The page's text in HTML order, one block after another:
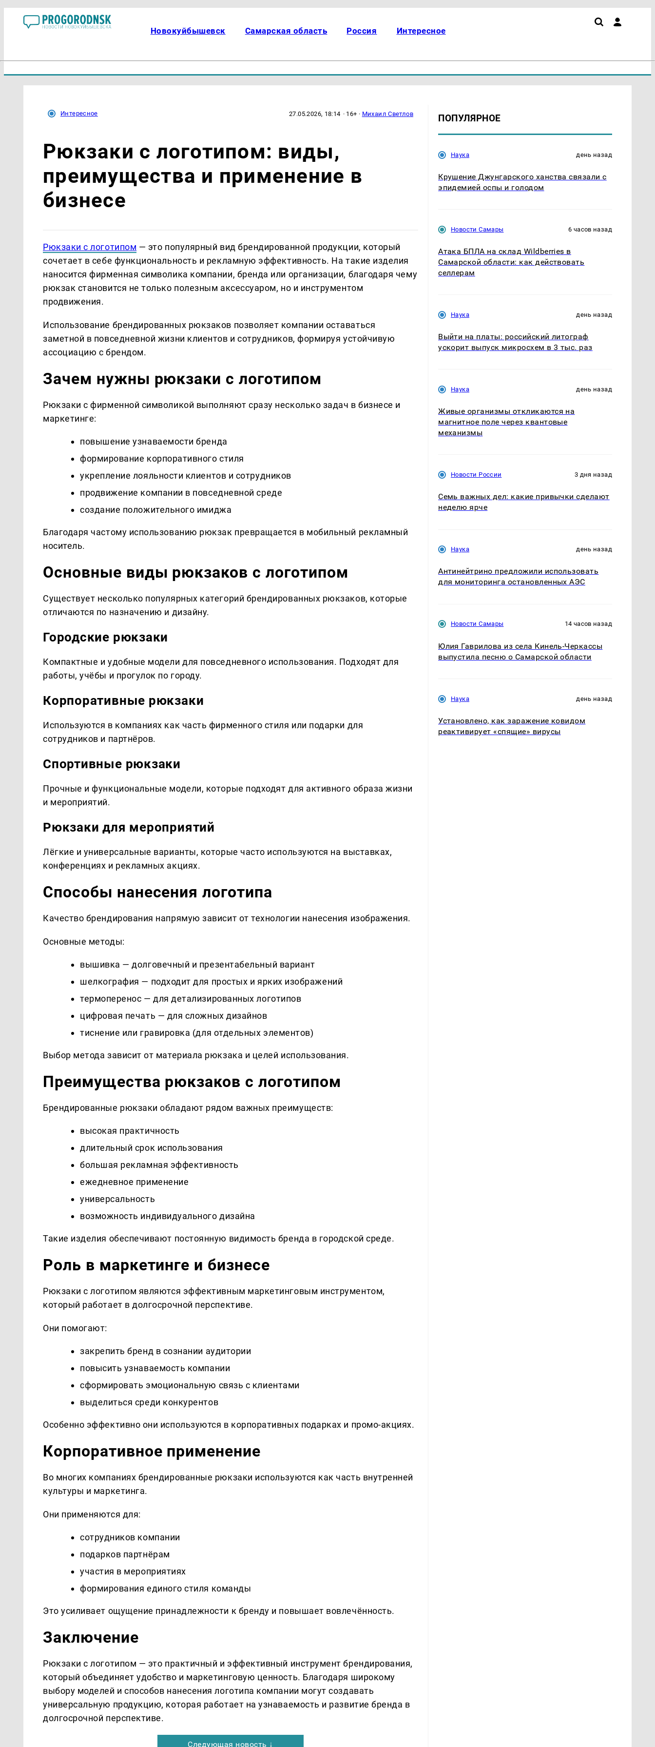
Новокуйбышевск Самарская область Россия Интересное
Интересное 27.05.2026, 18:14 · 16+ · Михаил Светлов
Рюкзаки с логотипом: виды,
преимущества и применение в
бизнесе
Рюкзаки с логотипом — это популярный вид брендированной продукции, который
сочетает в себе функциональность и рекламную эффективность. На такие изделия
наносится фирменная символика компании, бренда или организации, благодаря чему
рюкзак становится не только полезным аксессуаром, но и инструментом
продвижения.
Использование брендированных рюкзаков позволяет компании оставаться
заметной в повседневной жизни клиентов и сотрудников, формируя устойчивую
ассоциацию с брендом.
Зачем нужны рюкзаки с логотипом
Рюкзаки с фирменной символикой выполняют сразу несколько задач в бизнесе и
маркетинге:
повышение узнаваемости бренда
формирование корпоративного стиля
укрепление лояльности клиентов и сотрудников
продвижение компании в повседневной среде
создание положительного имиджа
Благодаря частому использованию рюкзак превращается в мобильный рекламный
носитель.
Основные виды рюкзаков с логотипом
Существует несколько популярных категорий брендированных рюкзаков, которые
отличаются по назначению и дизайну.
Городские рюкзаки
Компактные и удобные модели для повседневного использования. Подходят для
работы, учёбы и прогулок по городу.
Корпоративные рюкзаки
Используются в компаниях как часть фирменного стиля или подарки для
сотрудников и партнёров.
Спортивные рюкзаки
Прочные и функциональные модели, которые подходят для активного образа жизни
и мероприятий.
Рюкзаки для мероприятий
Лёгкие и универсальные варианты, которые часто используются на выставках,
конференциях и рекламных акциях.
Способы нанесения логотипа
Качество брендирования напрямую зависит от технологии нанесения изображения.
Основные методы:
вышивка — долговечный и презентабельный вариант
шелкография — подходит для простых и ярких изображений
термоперенос — для детализированных логотипов
цифровая печать — для сложных дизайнов
тиснение или гравировка (для отдельных элементов)
Выбор метода зависит от материала рюкзака и целей использования.
Преимущества рюкзаков с логотипом
Брендированные рюкзаки обладают рядом важных преимуществ:
высокая практичность
длительный срок использования
большая рекламная эффективность
ежедневное применение
универсальность
возможность индивидуального дизайна
Такие изделия обеспечивают постоянную видимость бренда в городской среде.
Роль в маркетинге и бизнесе
Рюкзаки с логотипом являются эффективным маркетинговым инструментом,
который работает в долгосрочной перспективе.
Они помогают:
закрепить бренд в сознании аудитории
повысить узнаваемость компании
сформировать эмоциональную связь с клиентами
выделиться среди конкурентов
Особенно эффективно они используются в корпоративных подарках и промо-акциях.
Корпоративное применение
Во многих компаниях брендированные рюкзаки используются как часть внутренней
культуры и маркетинга.
Они применяются для:
сотрудников компании
подарков партнёрам
участия в мероприятиях
формирования единого стиля команды
Это усиливает ощущение принадлежности к бренду и повышает вовлечённость.
Заключение
Рюкзаки с логотипом — это практичный и эффективный инструмент брендирования,
который объединяет удобство и маркетинговую ценность. Благодаря широкому
выбору моделей и способов нанесения логотипа компании могут создавать
универсальную продукцию, которая работает на узнаваемость и развитие бренда в
долгосрочной перспективе.
Следующая новость ↓
ПОПУЛЯРНОЕ
Наука день назад
Крушение Джунгарского ханства связали с
эпидемией оспы и голодом
Новости Самары 6 часов назад
Атака БПЛА на склад Wildberries в
Самарской области: как действовать
селлерам
Наука день назад
Выйти на платы: российский литограф
ускорит выпуск микросхем в 3 тыс. раз
Наука день назад
Живые организмы откликаются на
магнитное поле через квантовые
механизмы
Новости России 3 дня назад
Семь важных дел: какие привычки сделают
неделю ярче
Наука день назад
Антинейтрино предложили использовать
для мониторинга остановленных АЭС
Новости Самары 14 часов назад
Юлия Гаврилова из села Кинель-Черкассы
выпустила песню о Самарской области
Наука день назад
Установлено, как заражение ковидом
реактивирует «спящие» вирусы